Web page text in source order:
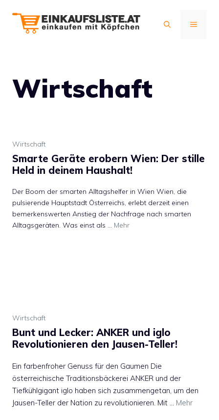
Inhalt
MENÜ
Wirtschaft
Wirtschaft
Smarte Geräte erobern Wien: Der stille
Held in deinem Haushalt!
Der Boom der smarten Alltagshelfer in Wien Wien, die
pulsierende Hauptstadt Österreichs, erlebt derzeit einen
bemerkenswerten Anstieg der Nachfrage nach smarten
Alltagsgeräten. Was einst als … Mehr
Wirtschaft
Bunt und Lecker: ANKER und iglo
Revolutionieren den Jausen-Teller!
Ein farbenfroher Genuss für den Gaumen Die
österreichische Traditionsbäckerei ANKER und der
Tiefkühlgigant iglo haben sich zusammengetan, um den
Jausen-Teller der Nation zu revolutionieren. Mit … Mehr